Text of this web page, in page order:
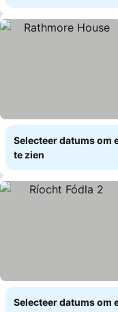
Selecteer datums om
te zien
Selecteer datums om